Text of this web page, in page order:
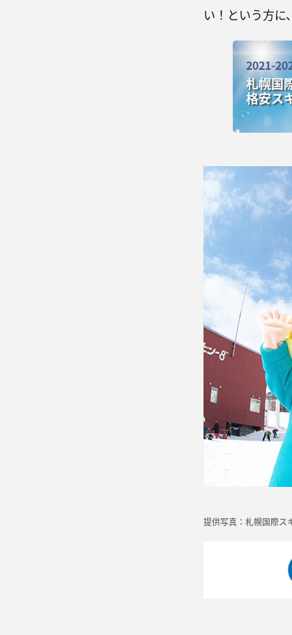
い！という方に
2021-
札幌国
格安ス
提供写真：札幌国際ス